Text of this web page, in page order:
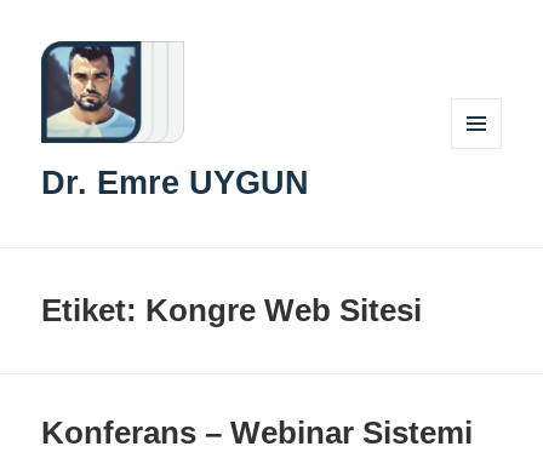
Dr. Emre UYGUN
Etiket: Kongre Web Sitesi
Konferans – Webinar Sistemi